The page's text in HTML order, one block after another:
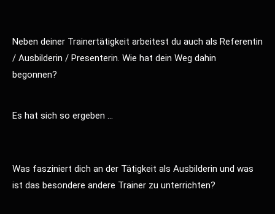
Neben deiner Trainertätigkeit arbeitest du auch als Referentin
/ Ausbilderin / Presenterin. Wie hat dein Weg dahin
begonnen?
Es hat sich so ergeben …
Was fasziniert dich an der Tätigkeit als Ausbilderin und was
ist das besondere andere Trainer zu unterrichten?